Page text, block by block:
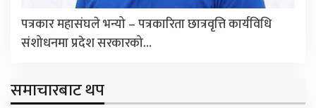
पत्रकार महासंघले भन्यो – पत्रकारिता छात्रवृत्ति कार्यविधि
संशोधनमा प्रदेश सरकारको…
समाचारबाट थप